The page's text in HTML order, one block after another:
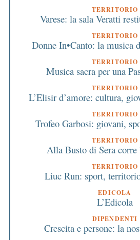
TERRITORIO
Varese: la sala Veratti
TERRITORIO
Donne In•Canto: la musica
TERRITORIO
Musica sacra per una
TERRITORIO
L’Elisir d’amore: cultura,
TERRITORIO
Trofeo Garbosi: giovani,
TERRITORIO
Alla Busto di Sera corre
TERRITORIO
Liuc Run: sport,
EDICOLA
L’Edicola
DIPENDENTI
Crescita e persone: la